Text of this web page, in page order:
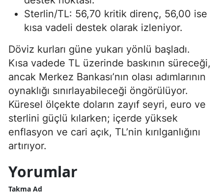
Sterlin/TL: 56,70 kritik direnç, 56,00 ise
kısa vadeli destek olarak izleniyor.
Döviz kurları güne yukarı yönlü başladı.
Kısa vadede TL üzerinde baskının süreceği,
ancak Merkez Bankası’nın olası adımlarının
oynaklığı sınırlayabileceği öngörülüyor.
Küresel ölçekte doların zayıf seyri, euro ve
sterlini güçlü kılarken; içerde yüksek
enflasyon ve cari açık, TL’nin kırılganlığını
artırıyor.
Yorumlar
Takma Ad